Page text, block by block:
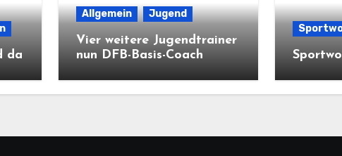
da
Allgemein Jugend
Vier weitere Jugendtrainer
nun DFB-Basis-Coach